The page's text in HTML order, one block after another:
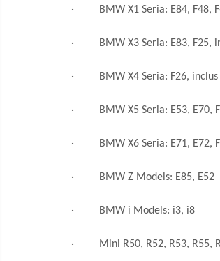
· BMW X1 Seria: E84, F48,
· BMW X3 Seria: E83, F25,
· BMW X4 Seria: F26, inclus
· BMW X5 Seria: E53, E70,
· BMW X6 Seria: E71, E72,
· BMW Z Models: E85, E52
· BMW i Models: i3, i8
· Mini R50, R52, R53, R55,